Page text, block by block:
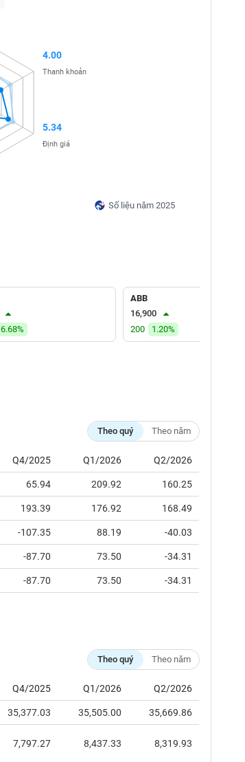
Số liệu năm 2025
4.00
Thanh khoản
5.34
Định giá
6.68%
ABB
16,900
200
1.20%
Theo quý Theo năm
Q4/2025 Q1/2026 Q2/2026
65.94 209.92 160.25
193.39 176.92 168.49
-107.35 88.19 -40.03
-87.70 73.50 -34.31
-87.70 73.50 -34.31
Theo quý Theo năm
Q4/2025 Q1/2026 Q2/2026
35,377.03 35,505.00 35,669.86
7,797.27 8,437.33 8,319.93